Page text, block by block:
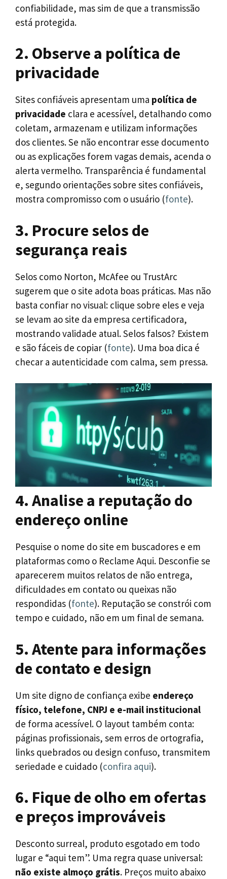
confiabilidade, mas sim de que a transmissão
está protegida.
2. Observe a política de
privacidade
Sites confiáveis apresentam uma política de
privacidade clara e acessível, detalhando como
coletam, armazenam e utilizam informações
dos clientes. Se não encontrar esse documento
ou as explicações forem vagas demais, acenda o
alerta vermelho. Transparência é fundamental
e, segundo orientações sobre sites confiáveis,
mostra compromisso com o usuário (fonte).
3. Procure selos de
segurança reais
Selos como Norton, McAfee ou TrustArc
sugerem que o site adota boas práticas. Mas não
basta confiar no visual: clique sobre eles e veja
se levam ao site da empresa certificadora,
mostrando validade atual. Selos falsos? Existem
e são fáceis de copiar (fonte). Uma boa dica é
checar a autenticidade com calma, sem pressa.
4. Analise a reputação do
endereço online
Pesquise o nome do site em buscadores e em
plataformas como o Reclame Aqui. Desconfie se
aparecerem muitos relatos de não entrega,
dificuldades em contato ou queixas não
respondidas (fonte). Reputação se constrói com
tempo e cuidado, não em um final de semana.
5. Atente para informações
de contato e design
Um site digno de confiança exibe endereço
físico, telefone, CNPJ e e-mail institucional
de forma acessível. O layout também conta:
páginas profissionais, sem erros de ortografia,
links quebrados ou design confuso, transmitem
seriedade e cuidado (confira aqui).
6. Fique de olho em ofertas
e preços improváveis
Desconto surreal, produto esgotado em todo
lugar e “aqui tem”. Uma regra quase universal:
não existe almoço grátis. Preços muito abaixo